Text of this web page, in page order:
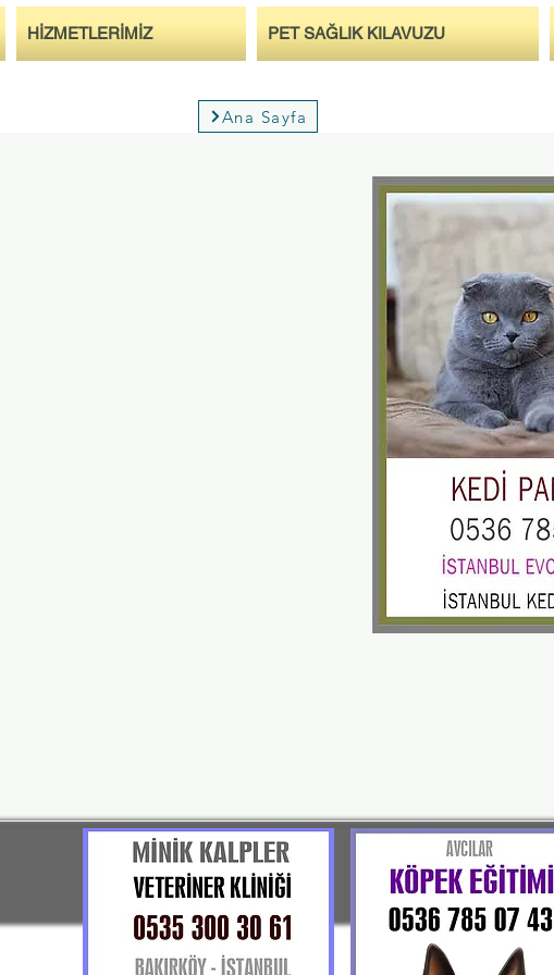
HİZMETLERİMİZ PET SAĞLIK KILAVUZU
Ana Sayfa